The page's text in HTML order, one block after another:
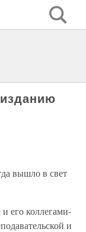
вышло в свет
его коллегами-
и